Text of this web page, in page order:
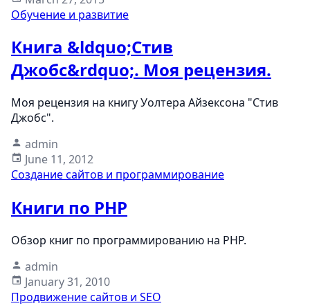
Обучение и развитие
Книга &ldquo;Стив
Джобс&rdquo;. Моя рецензия.
Моя рецензия на книгу Уолтера Айзексона "Стив
Джобс".
admin
June 11, 2012
Создание сайтов и программирование
Книги по PHP
Обзор книг по программированию на PHP.
admin
January 31, 2010
Продвижение сайтов и SEO